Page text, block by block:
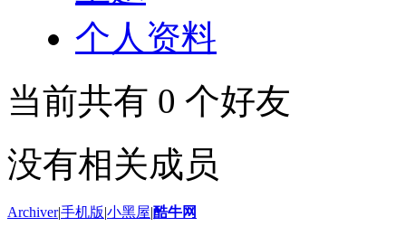
个人资料
当前共有 0 个好友
没有相关成员
Archiver|手机版|小黑屋|酷牛网